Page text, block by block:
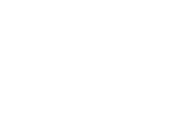
na spotrebiči a prostredníctvom